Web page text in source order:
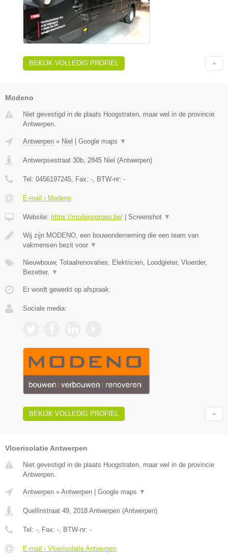
BEKIJK VOLLEDIG PROFIEL
Modeno
Niet gevestigd in de plaats Hoogstraten, maar wel in de provincie
Antwerpen.
Antwerpen » Niel Google maps ▼
Antwerpsestraat 30b 2845 Niel (Antwerpen)
Tel: 0456197245 , Fax: - , BTW-nr: -
E-mail › Modeno
Website: https://modenogroep.be/ Screenshot ▼
Wij zijn MODENO, een bouwonderneming die een team van
vakmensen bezit voor ▼
Nieuwbouw, Totaalrenovaties, Elektricien, Loodgieter, Vloerder,
Bezetter,
▼
Er wordt gewerkt op afspraak.
Sociale media:
BEKIJK VOLLEDIG PROFIEL
Vloerisolatie Antwerpen
Niet gevestigd in de plaats Hoogstraten, maar wel in de provincie
Antwerpen.
Antwerpen » Antwerpen Google maps ▼
Quellinstraat 49, 2018 Antwerpen (Antwerpen)
Tel: -, Fax: -, BTW-nr: -
E-mail › Vloerisolatie Antwerpen